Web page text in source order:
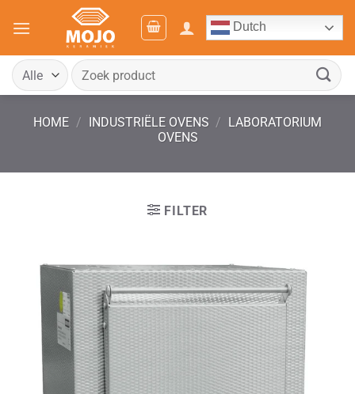
naar
Dutch
Zoeken
naar:
HOME / INDUSTRIËLE OVENS / LABORATORIUM
OVENS
FILTER